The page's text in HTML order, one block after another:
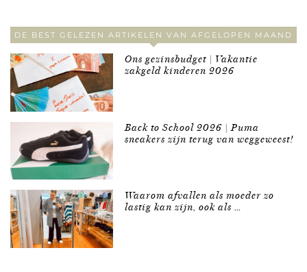
DE BEST GELEZEN ARTIKELEN VAN AFGELOPEN MAAND
Ons gezinsbudget | Vakantie
zakgeld kinderen 2026
Back to School 2026 | Puma
sneakers zijn terug van weggeweest!
Waarom afvallen als moeder zo
lastig kan zijn, ook als …